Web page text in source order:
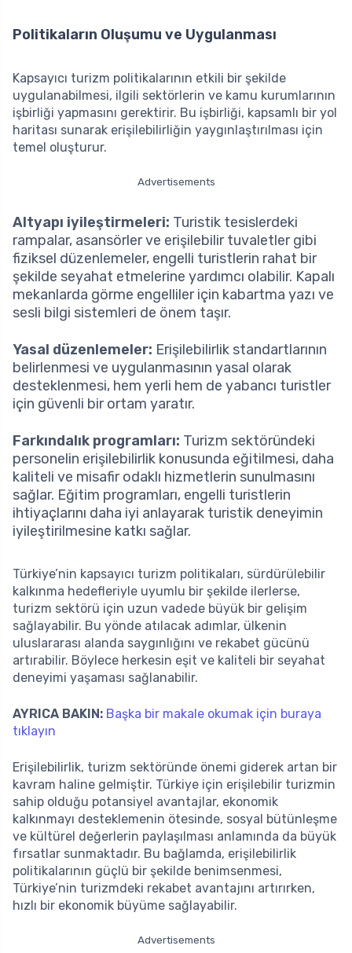
Politikaların Oluşumu ve Uygulanması
Kapsayıcı turizm politikalarının etkili bir şekilde
uygulanabilmesi, ilgili sektörlerin ve kamu kurumlarının
işbirliği yapmasını gerektirir. Bu işbirliği, kapsamlı bir yol
haritası sunarak erişilebilirliğin yaygınlaştırılması için
temel oluşturur.
Advertisements
Altyapı iyileştirmeleri: Turistik tesislerdeki
rampalar, asansörler ve erişilebilir tuvaletler gibi
fiziksel düzenlemeler, engelli turistlerin rahat bir
şekilde seyahat etmelerine yardımcı olabilir. Kapalı
mekanlarda görme engelliler için kabartma yazı ve
sesli bilgi sistemleri de önem taşır.
Yasal düzenlemeler: Erişilebilirlik standartlarının
belirlenmesi ve uygulanmasının yasal olarak
desteklenmesi, hem yerli hem de yabancı turistler
için güvenli bir ortam yaratır.
Farkındalık programları: Turizm sektöründeki
personelin erişilebilirlik konusunda eğitilmesi, daha
kaliteli ve misafir odaklı hizmetlerin sunulmasını
sağlar. Eğitim programları, engelli turistlerin
ihtiyaçlarını daha iyi anlayarak turistik deneyimin
iyileştirilmesine katkı sağlar.
Türkiye’nin kapsayıcı turizm politikaları, sürdürülebilir
kalkınma hedefleriyle uyumlu bir şekilde ilerlerse,
turizm sektörü için uzun vadede büyük bir gelişim
sağlayabilir. Bu yönde atılacak adımlar, ülkenin
uluslararası alanda saygınlığını ve rekabet gücünü
artırabilir. Böylece herkesin eşit ve kaliteli bir seyahat
deneyimi yaşaması sağlanabilir.
AYRICA BAKIN: Başka bir makale okumak için buraya
tıklayın
Erişilebilirlik, turizm sektöründe önemi giderek artan bir
kavram haline gelmiştir. Türkiye için erişilebilir turizmin
sahip olduğu potansiyel avantajlar, ekonomik
kalkınmayı desteklemenin ötesinde, sosyal bütünleşme
ve kültürel değerlerin paylaşılması anlamında da büyük
fırsatlar sunmaktadır. Bu bağlamda, erişilebilirlik
politikalarının güçlü bir şekilde benimsenmesi,
Türkiye’nin turizmdeki rekabet avantajını artırırken,
hızlı bir ekonomik büyüme sağlayabilir.
Advertisements